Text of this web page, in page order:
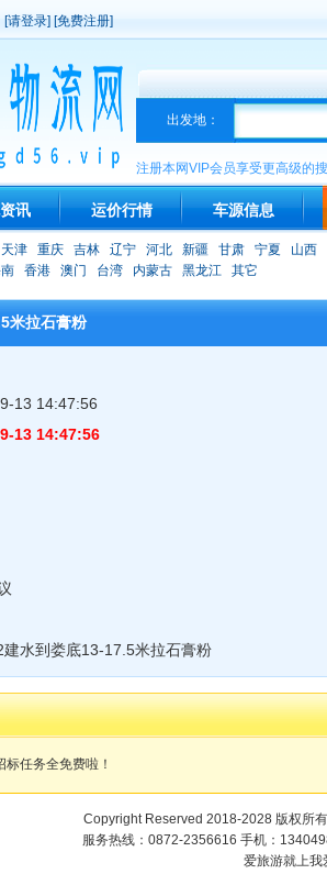
[请登录] [免费注册]
出发地：
注册本网VIP会员享受更高级的
讯 运价行情 车源信息
天津 重庆 吉林 辽宁 河北 新疆 甘肃 宁夏
山西
香港 澳门 台湾 内蒙古 黑龙江 其它
米拉石膏粉
13 14:47:56
13 14:47:56
水到娄底13-17.5米拉石膏粉
标任务全免费啦！
Copyright Reserved 2018-2028 版权所
服务热线：0872-2356616 手机：
爱旅游就上我